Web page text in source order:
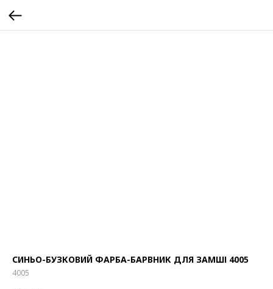
СИНЬО-БУЗКОВИЙ ФАРБА-БАРВНИК ДЛЯ ЗАМШІ 4005
4005